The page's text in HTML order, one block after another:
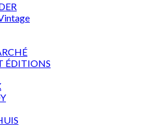
ÉDITIONS